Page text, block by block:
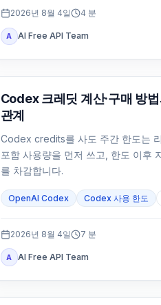
2026년 8월 4일 4 분
A AI Free API Team
AI Development Tools
Codex 크레딧 계산·구매 방
관계
Codex credits를 사도 주간 한도는
포함 사용량을 먼저 쓰고, 한도 이후
를 차감합니다.
OpenAI Codex Codex 사용 한도
2026년 8월 4일 7 분
A AI Free API Team